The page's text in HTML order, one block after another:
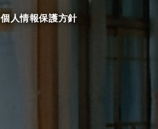
個人情報保護方針